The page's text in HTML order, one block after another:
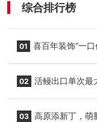
综合排行榜
01 喜百年装饰“一
02 活鳗出口单次最
03 高原添新丁，萌